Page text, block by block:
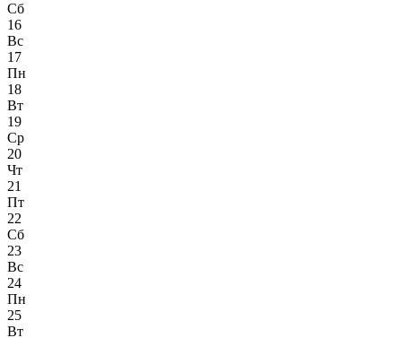
Сб
16
Вс
17
Пн
18
Вт
19
Ср
20
Чт
21
Пт
22
Сб
23
Вс
24
Пн
25
Вт